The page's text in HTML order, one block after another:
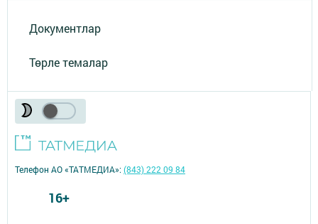
Документлар
Төрле темалар
Телефон АО «ТАТМЕДИА»:(843) 222 09 84
16+